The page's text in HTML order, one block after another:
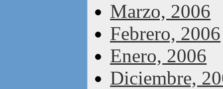
Marzo, 2006
Febrero, 2006
Enero, 2006
Diciembre,